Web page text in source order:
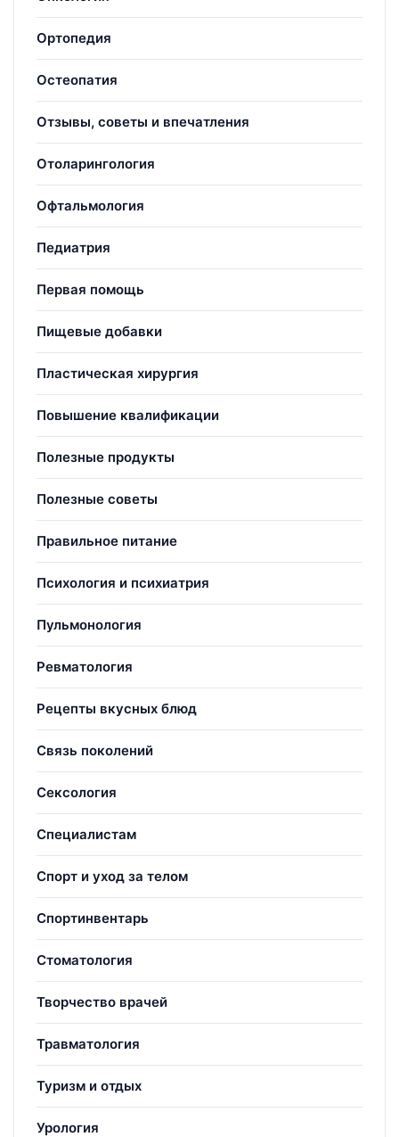
Ортопедия
Остеопатия
Отзывы, советы и впечатления
Отоларингология
Офтальмология
Педиатрия
Первая помощь
Пищевые добавки
Пластическая хирургия
Повышение квалификации
Полезные продукты
Полезные советы
Правильное питание
Психология и психиатрия
Пульмонология
Ревматология
Рецепты вкусных блюд
Связь поколений
Сексология
Специалистам
Спорт и уход за телом
Спортинвентарь
Стоматология
Творчество врачей
Травматология
Туризм и отдых
Урология